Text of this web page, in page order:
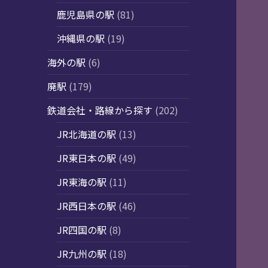
鹿児島県の駅 (81)
沖縄県の駅 (19)
海外の駅 (6)
廃駅 (179)
鉄道会社・路線から探す (202)
JR北海道の駅 (13)
JR東日本の駅 (49)
JR東海の駅 (11)
JR西日本の駅 (46)
JR四国の駅 (8)
JR九州の駅 (18)